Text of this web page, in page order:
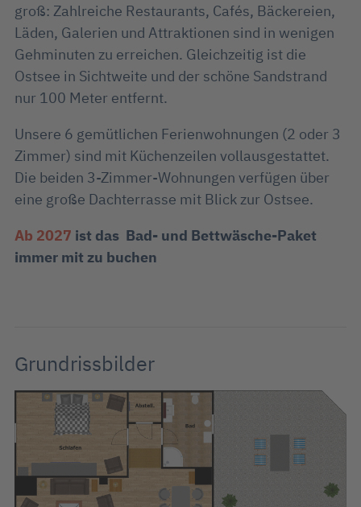
groß: Zahlreiche Restaurants, Cafés, Bäckereien,
Läden, Galerien und Attraktionen sind in wenigen
Gehminuten zu erreichen. Gleichzeitig ist die
Ostsee in Sichtweite und der schöne Sandstrand
nur 100 Meter entfernt.
Unsere 6 gemütlichen Ferienwohnungen (2 oder 3
Zimmer) sind mit Küchenzeilen vollausgestattet.
Die beiden 3-Zimmer-Wohnungen verfügen über
eine große Dachterrasse mit Blick zur Ostsee.
Ab 2027 ist das Bad- und Bettwäsche-Paket
immer mit zu buchen
Grundrissbilder